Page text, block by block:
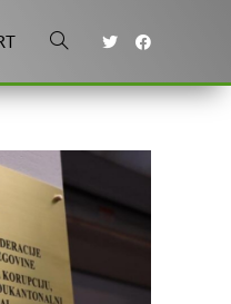
Toggle
search